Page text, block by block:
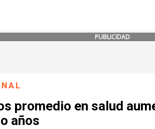
PUBLICIDAD
promedio en salud
años